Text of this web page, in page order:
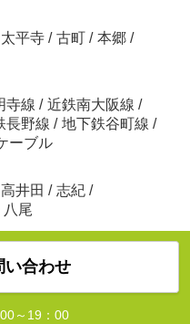
太平寺 / 古町 / 本郷 /
寺線 / 近鉄南大阪線 /
長野線 / 地下鉄谷町線 /
ーブル
高井田 / 志紀 /
八尾
い合わせ
～19：00